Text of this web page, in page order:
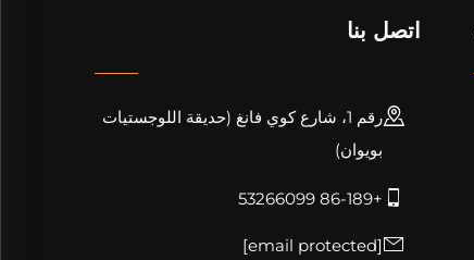
اتصل بنا
رقم 1، شارع كوي فانغ (حديقة اللوجستيات
بويوان)
+86-189 53266099
[email protected]